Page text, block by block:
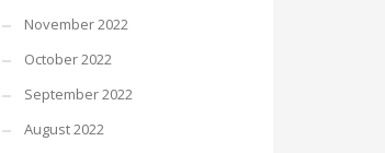
November 2022
October 2022
September 2022
August 2022